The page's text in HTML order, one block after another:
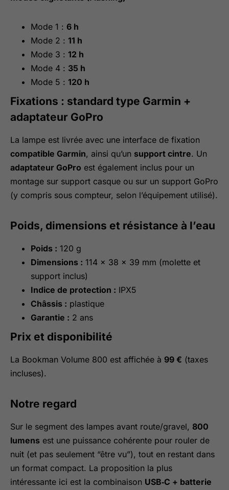
Mode 1 : 6 h
Mode 2 : 11 h
Mode 3 : 12 h
Mode 4 : 35 h
Mode 5 : 120 h
Fixations : standard type Garmin +
adaptateur GoPro
La lampe est livrée avec une interface de fixation
compatible Garmin, ainsi qu’un support cintre. Un
adaptateur GoPro est également inclus pour un
montage sur support casque ou sur un support GoPro
(y compris sous compteur, selon l’équipement utilisé).
Poids, dimensions et résistance à l’eau
Poids : 120 g
Dimensions : 114 × 38 × 39 mm (molette et
support inclus)
Indice de protection : IPX5
Châssis : plastique
Garantie : 2 ans
Prix et disponibilité
La Bookman Volume 800 est affichée à 99 € (taxes
incluses).
Notre regard
Sur le segment des lampes avant route/gravel, 800
lumens est une puissance cohérente pour rouler de
nuit (et pas seulement “être vu”), tout en restant dans
un format compact. La proposition la plus
intéressante ici est la combinaison USB‑C + batterie